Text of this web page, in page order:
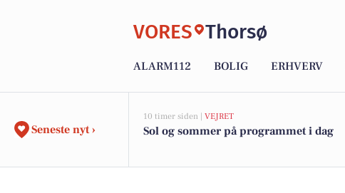
VORES Thorsø
ALARM112 BOLIG ERHVERV
Seneste nyt ›
10 timer siden | VEJRET
Sol og sommer på programmet i dag